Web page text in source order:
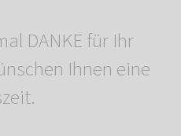
DANKE für Ihr
Ihnen eine